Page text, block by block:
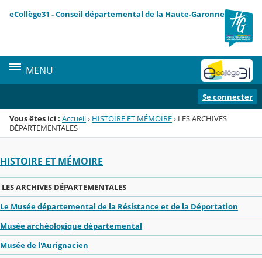
Menu de la rubrique
Contenu
eCollège31 - Conseil départemental de la Haute-Garonne
MENU
Se connecter
Vous êtes ici : Accueil› HISTOIRE ET MÉMOIRE› LES ARCHIVES
DÉPARTEMENTALES
HISTOIRE ET MÉMOIRE
LES ARCHIVES DÉPARTEMENTALES
Le Musée départemental de la Résistance et de la Déportation
Musée archéologique départemental
Musée de l'Aurignacien